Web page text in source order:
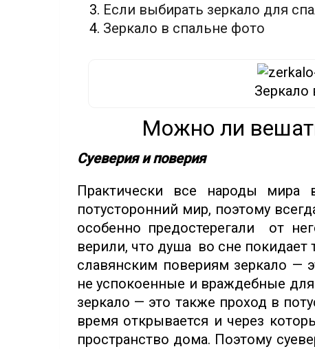
Если выбирать зеркало для
Зеркало в спальне фото
Зеркало
Можно ли
Суеверия и поверия
Практически все народы мира
потусторонний мир, поэтому
особенно предостерегали от
верили, что душа во сне
славянским повериям зеркало —
не успокоенные и враждебные
зеркало — это также проход в
время открывается и через
пространство дома. Поэтому